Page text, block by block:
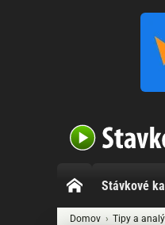
Stávkové
Domov Tipy a